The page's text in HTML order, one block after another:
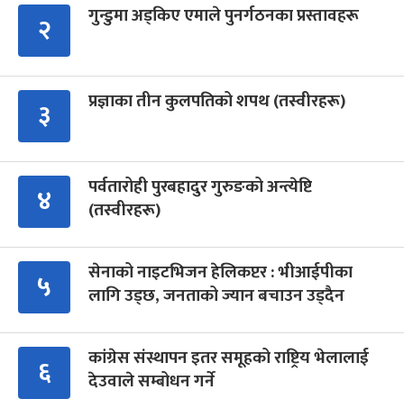
२ गुन्डुमा अड्किए एमाले पुनर्गठनका प्रस्तावहरू
३ प्रज्ञाका तीन कुलपतिको शपथ (तस्वीरहरू)
४
पर्वतारोही पुरबहादुर गुरुङको अन्त्येष्टि
(तस्वीरहरू)
५
सेनाको नाइटभिजन हेलिकप्टर : भीआईपीका
लागि उड्छ, जनताको ज्यान बचाउन उड्दैन
६
कांग्रेस संस्थापन इतर समूहको राष्ट्रिय भेलालाई
देउवाले सम्बोधन गर्ने